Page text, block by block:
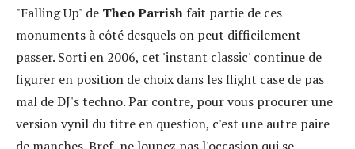
"Falling Up" de Theo Parrish fait partie de ces
monuments à côté desquels on peut difficilement
passer. Sorti en 2006, cet 'instant classic' continue de
figurer en position de choix dans les flight case de pas
mal de DJ's techno. Par contre, pour vous procurer une
version vynil du titre en question, c'est une autre paire